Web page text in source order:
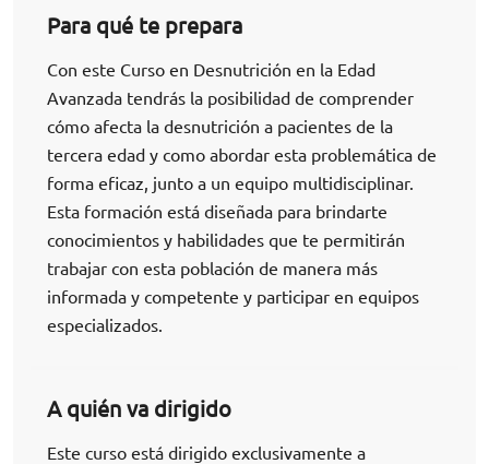
Para qué te prepara
Con este Curso en Desnutrición en la Edad
Avanzada tendrás la posibilidad de comprender
cómo afecta la desnutrición a pacientes de la
tercera edad y como abordar esta problemática de
forma eficaz, junto a un equipo multidisciplinar.
Esta formación está diseñada para brindarte
conocimientos y habilidades que te permitirán
trabajar con esta población de manera más
informada y competente y participar en equipos
especializados.
A quién va dirigido
Este curso está dirigido exclusivamente a